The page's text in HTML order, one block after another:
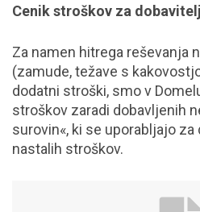
Cenik stroškov za
Za namen hitrega reševanja
(zamude, težave s
dodatni stroški, smo v
stroškov zaradi dobavljenih
surovin«, ki se uporabljajo za
nastalih stroškov.